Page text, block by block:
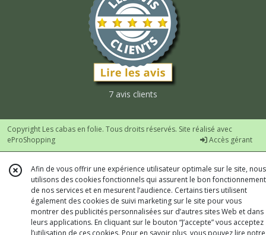
7 avis clients
Copyright Les cabas en folie. Tous droits réservés. Site réalisé avec
eProShopping
Accès gérant
Afin de vous offrir une expérience utilisateur optimale sur le site, nous
utilisons des cookies fonctionnels qui assurent le bon fonctionnement
de nos services et en mesurent l’audience. Certains tiers utilisent
également des cookies de suivi marketing sur le site pour vous
montrer des publicités personnalisées sur d’autres sites Web et dans
leurs applications. En cliquant sur le bouton “J’accepte” vous acceptez
l’utilisation de ces cookies. Pour en savoir plus, vous pouvez lire notre